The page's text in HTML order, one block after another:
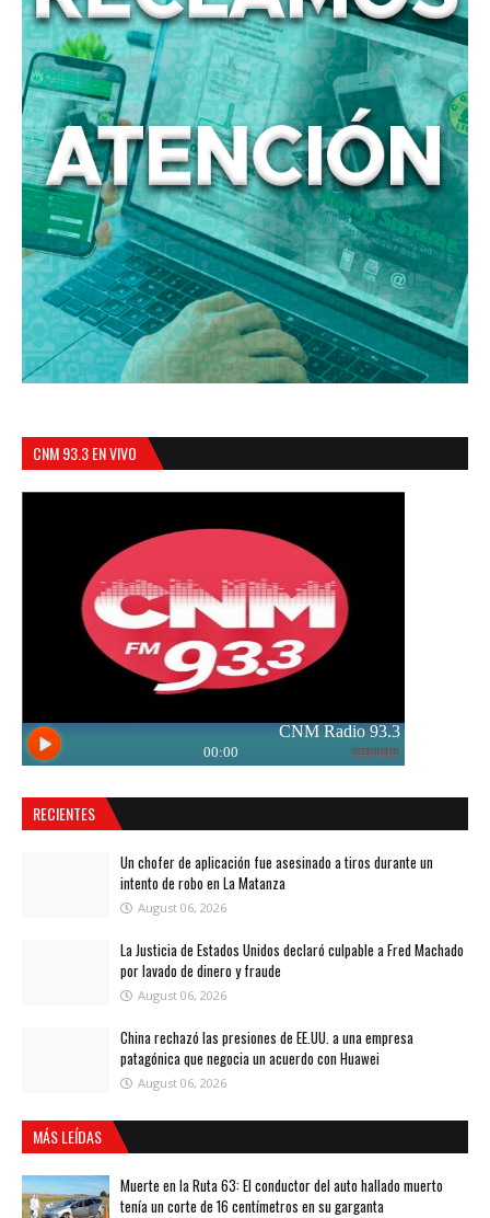
CNM 93.3 EN VIVO
RECIENTES
Un chofer de aplicación fue asesinado a tiros durante un
intento de robo en La Matanza
August 06, 2026
La Justicia de Estados Unidos declaró culpable a Fred Machado
por lavado de dinero y fraude
August 06, 2026
China rechazó las presiones de EE.UU. a una empresa
patagónica que negocia un acuerdo con Huawei
August 06, 2026
MÁS LEÍDAS
Muerte en la Ruta 63: El conductor del auto hallado muerto
tenía un corte de 16 centímetros en su garganta